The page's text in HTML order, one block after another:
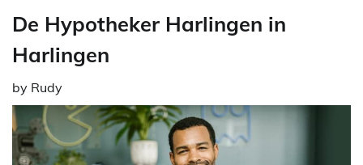
De Hypotheker Harlingen in
Harlingen
by Rudy